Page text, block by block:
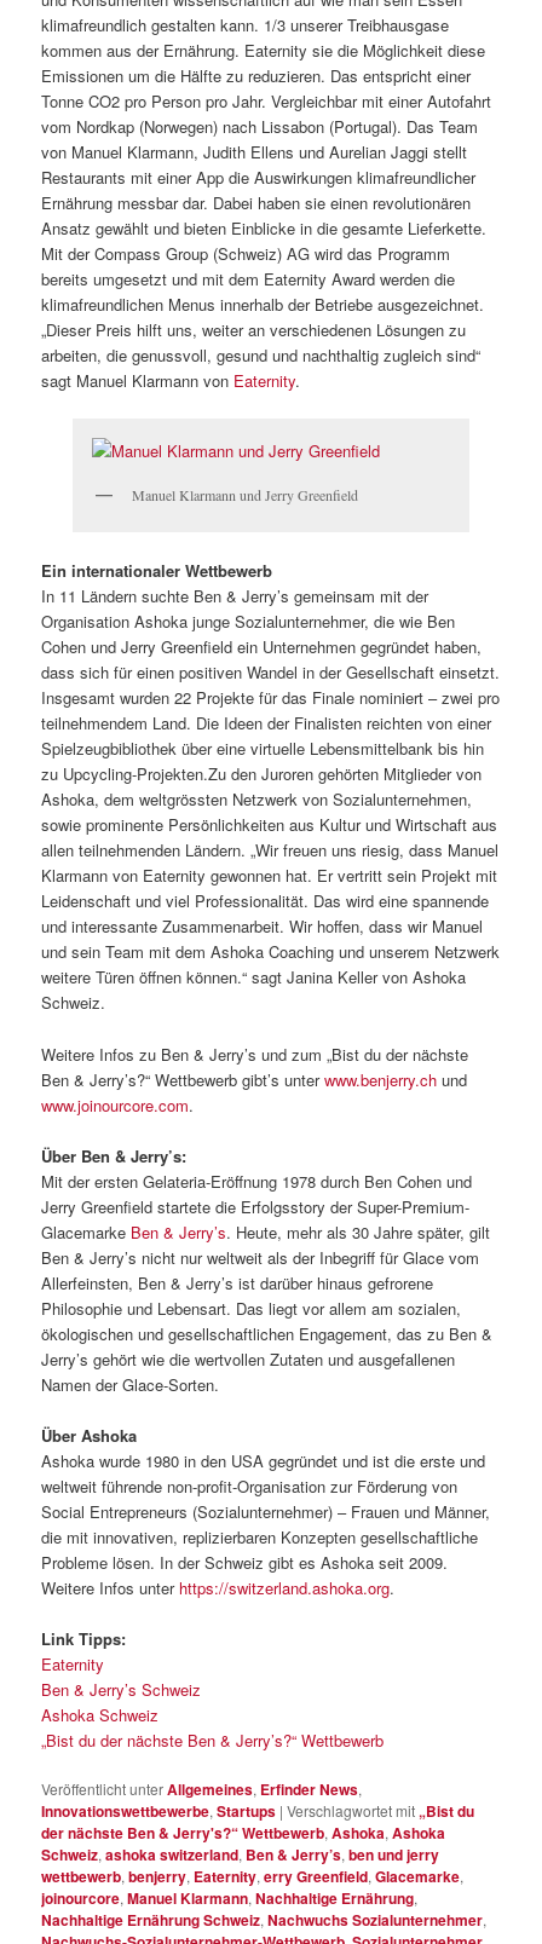
klimafreundlich gestalten kann. 1/3 unserer Treibhausgase
kommen aus der Ernährung. Eaternity sie die Möglichkeit diese
Emissionen um die Hälfte zu reduzieren. Das entspricht einer
Tonne CO2 pro Person pro Jahr. Vergleichbar mit einer Autofahrt
vom Nordkap (Norwegen) nach Lissabon (Portugal). Das Team
von Manuel Klarmann, Judith Ellens und Aurelian Jaggi stellt
Restaurants mit einer App die Auswirkungen klimafreundlicher
Ernährung messbar dar. Dabei haben sie einen revolutionären
Ansatz gewählt und bieten Einblicke in die gesamte Lieferkette.
Mit der Compass Group (Schweiz) AG wird das Programm
bereits umgesetzt und mit dem Eaternity Award werden die
klimafreundlichen Menus innerhalb der Betriebe ausgezeichnet.
„Dieser Preis hilft uns, weiter an verschiedenen Lösungen zu
arbeiten, die genussvoll, gesund und nachthaltig zugleich sind“
sagt Manuel Klarmann von Eaternity.
Manuel Klarmann und Jerry Greenfield
Ein internationaler Wettbewerb
In 11 Ländern suchte Ben & Jerry’s gemeinsam mit der
Organisation Ashoka junge Sozialunternehmer, die wie Ben
Cohen und Jerry Greenfield ein Unternehmen gegründet haben,
dass sich für einen positiven Wandel in der Gesellschaft einsetzt.
Insgesamt wurden 22 Projekte für das Finale nominiert – zwei pro
teilnehmendem Land. Die Ideen der Finalisten reichten von einer
Spielzeugbibliothek über eine virtuelle Lebensmittelbank bis hin
zu Upcycling-Projekten.Zu den Juroren gehörten Mitglieder von
Ashoka, dem weltgrössten Netzwerk von Sozialunternehmen,
sowie prominente Persönlichkeiten aus Kultur und Wirtschaft aus
allen teilnehmenden Ländern. „Wir freuen uns riesig, dass Manuel
Klarmann von Eaternity gewonnen hat. Er vertritt sein Projekt mit
Leidenschaft und viel Professionalität. Das wird eine spannende
und interessante Zusammenarbeit. Wir hoffen, dass wir Manuel
und sein Team mit dem Ashoka Coaching und unserem Netzwerk
weitere Türen öffnen können.“ sagt Janina Keller von Ashoka
Schweiz.
Weitere Infos zu Ben & Jerry’s und zum „Bist du der nächste
Ben & Jerry’s?“ Wettbewerb gibt’s unterwww.benjerry.ch und
www.joinourcore.com.
Über Ben & Jerry’s:
Mit der ersten Gelateria-Eröffnung 1978 durch Ben Cohen und
Jerry Greenfield startete die Erfolgsstory der Super-Premium-
Glacemarke Ben & Jerry’s. Heute, mehr als 30 Jahre später, gilt
Ben & Jerry’s nicht nur weltweit als der Inbegriff für Glace vom
Allerfeinsten, Ben & Jerry’s ist darüber hinaus gefrorene
Philosophie und Lebensart. Das liegt vor allem am sozialen,
ökologischen und gesellschaftlichen Engagement, das zu Ben &
Jerry’s gehört wie die wertvollen Zutaten und ausgefallenen
Namen der Glace-Sorten.
Über Ashoka
Ashoka wurde 1980 in den USA gegründet und ist die erste und
weltweit führende non-profit-Organisation zur Förderung von
Social Entrepreneurs (Sozialunternehmer) – Frauen und Männer,
die mit innovativen, replizierbaren Konzepten gesellschaftliche
Probleme lösen. In der Schweiz gibt es Ashoka seit 2009.
Weitere Infos unter https://switzerland.ashoka.org.
Link Tipps:
Eaternity
Ben & Jerry’s Schweiz
Ashoka Schweiz
„Bist du der nächste Ben & Jerry’s?“ Wettbewerb
Veröffentlicht unterAllgemeines, Erfinder News,
Innovationswettbewerbe,Startups |Verschlagwortet mit„Bist du
der nächste Ben & Jerry's?“ Wettbewerb,Ashoka,Ashoka
Schweiz,ashoka switzerland, Ben & Jerry’s,ben und jerry
wettbewerb,benjerry, Eaternity,erry Greenfield,Glacemarke,
joinourcore,Manuel Klarmann,Nachhaltige Ernährung,
Nachhaltige Ernährung Schweiz,Nachwuchs Sozialunternehmer,